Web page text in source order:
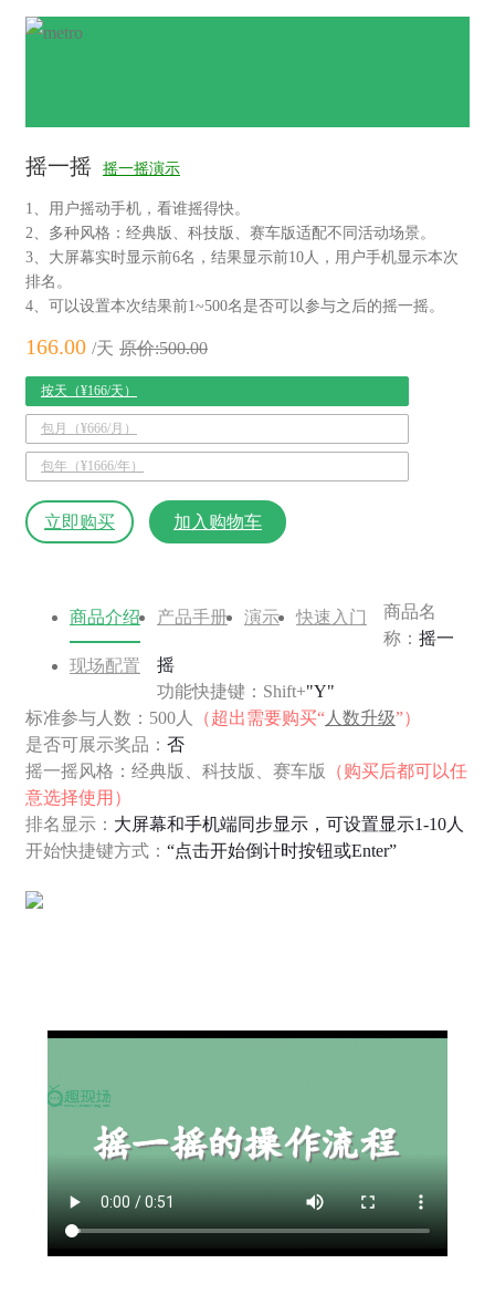
摇一摇 摇一摇演示
1、用户摇动手机，看谁摇得快。
2、多种风格：经典版、科技版、赛车版适配不同活动场景。
3、大屏幕实时显示前6名，结果显示前10人，用户手机显示本次
排名。
4、可以设置本次结果前1~500名是否可以参与之后的摇一摇。
166.00 /天 原价:500.00
按天（¥166/天）
包月（¥666/月）
包年（¥1666/年）
立即购买 加入购物车
商品介绍 产品手册 演示 快速入门
现场配置
商品名
称： 摇一
摇
功能快捷键：Shift+"Y"
标准参与人数：500人
（超出需要购买“ 人数升级”）
是否可展示奖品： 否
摇一摇风格：经典版、科技版、赛车版
（购买后都可以任
意选择使用）
排名显示： 大屏幕和手机端同步显示，可设置显示1-10人
开始快捷键方式： “点击开始倒计时按钮或Enter”